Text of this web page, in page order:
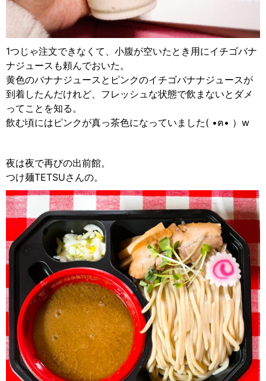
1つじゃ注文できなくて、小腹が空いたとき用にイチゴバナ
ナジュースも頼んでおいた。
黄色のバナナジュースとピンクのイチゴバナナジュースが
到着したんだけれど、フレッシュな状態で飲まないとダメ
ってことを知る。
飲む頃にはピンクが真っ茶色になっていました( •ฅ• ）w
夜は夜で再びの出前館。
つけ麺TETSUさんの。